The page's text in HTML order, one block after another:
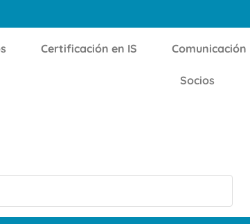
Certificación en IS Comunicación
Socios